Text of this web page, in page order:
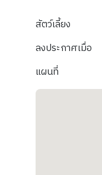
สัตว์เลี้ยง
ลงประกาศเมื่อ
แผนที่